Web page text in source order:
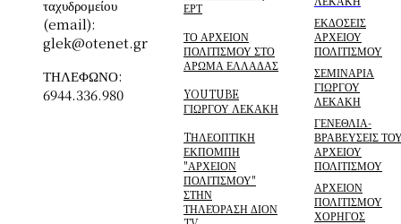
ταχυδρομείου
(email):
glek@otenet.gr
ΤΗΛΕΦΩΝΟ:
6944.336.980
ΕΡΤ
ΤΟ ΑΡΧΕΙΟΝ
ΠΟΛΙΤΙΣΜΟΥ ΣΤΟ
ΑΡΩΜΑ ΕΛΛΑΔΑΣ
YOUTUBE
ΓΙΩΡΓΟΥ ΛΕΚΑΚΗ
TΗΛΕΟΠΤΙΚΗ
ΕΚΠΟΜΠΗ
"ΑΡΧΕΙΟΝ
ΠΟΛΙΤΙΣΜΟΥ"
ΣΤΗΝ
ΤΗΛΕΌΡΑΣΗ ΔΙΟΝ
ΕΚΔΟΣΕΙΣ
ΑΡΧΕΙΟΥ
ΠΟΛΙΤΙΣΜΟΥ
ΣΕΜΙΝΑΡΙΑ
ΓΙΩΡΓΟΥ
ΛΕΚΑΚΗ
ΓΕΝΕΘΛΙΑ-
ΒΡΑΒΕΥΣΕΙΣ
ΑΡΧΕΙΟΥ
ΠΟΛΙΤΙΣΜΟΥ
ΑΡΧΕΙΟΝ
ΠΟΛΙΤΙΣΜΟΥ
ΧΟΡΗΓΟΣ